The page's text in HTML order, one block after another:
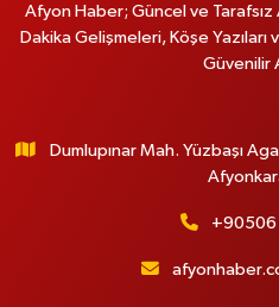
Afyon Haber; Güncel ve
Dakika Gelişmeleri, Köşe
Güvenilir
Dumlupınar Mah. Yüzbaşı
+90506